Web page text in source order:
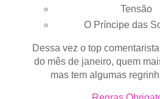
Tensão
O Príncipe das
Dessa vez o top
do mês de janeiro, quem
mas tem algumas